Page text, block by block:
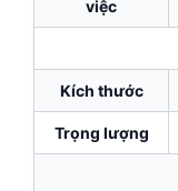
việc
Kích thước
Trọng lượng